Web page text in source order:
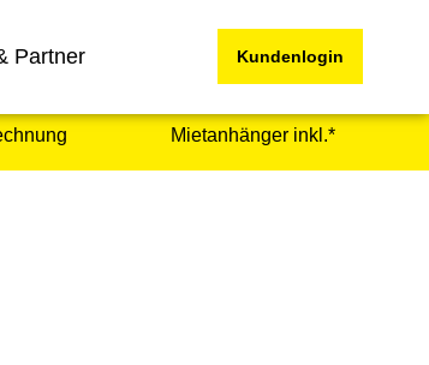
Partner Kundenlogin
Mietanhänger inkl.*